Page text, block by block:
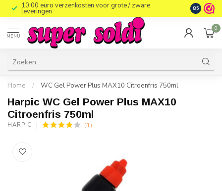
10,00 euro verzenkosten voor grote / zware
leveringen 8.5
MENU
0
Home / WC Gel Power Plus MAX10 Citroenfris 750ml
Harpic WC Gel Power Plus MAX10
Citroenfris 750ml
HARPIC (1)